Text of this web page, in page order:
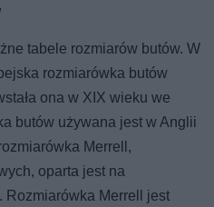
tabele rozmiarów butów. W
rozmiarówka butów
ona w XIX wieku we
butów używana jest w Anglii
Merrell,
oparta jest na
Rozmiarówka Merrell jest